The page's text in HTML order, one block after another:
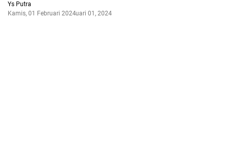
Ys Putra
Kamis, 01 Februari 2024Februari 01, 2024